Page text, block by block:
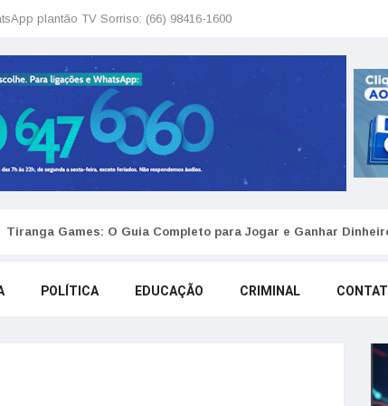
plantão TV Sorriso: (66) 98416-1600
Tiranga Games: O Guia Completo para Jogar e Ganhar
POLÍTICA EDUCAÇÃO CRIMINAL